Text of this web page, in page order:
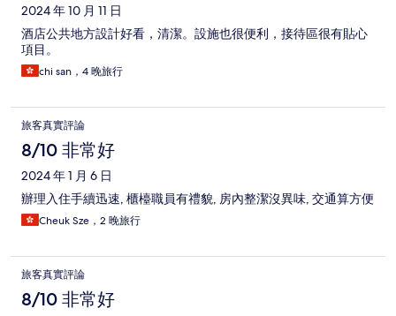
2024 年 10 月 11 日
酒店公共地方設計好看，清潔。設施也很便利，接待區很有貼心
項目。
chi san，4 晚旅行
旅客真實評論
8/10 非常好
2024 年 1 月 6 日
辦理入住手續迅速, 櫃檯職員有禮貌, 房內整潔沒異味, 交通算方便
Cheuk Sze，2 晚旅行
旅客真實評論
8/10 非常好